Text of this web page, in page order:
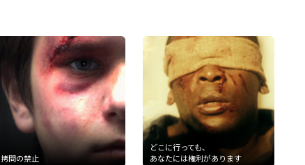
拷問の禁止
どこに行っても、
あなたには権利があります